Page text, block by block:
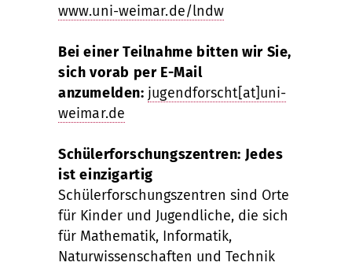
www.uni-weimar.de/lndw
Bei einer Teilnahme bitten wir Sie,
sich vorab per E-Mail
anzumelden: jugendforscht[at]uni-
weimar.de
Schülerforschungszentren: Jedes
ist einzigartig
Schülerforschungszentren sind Orte
für Kinder und Jugendliche, die sich
für Mathematik, Informatik,
Naturwissenschaften und Technik